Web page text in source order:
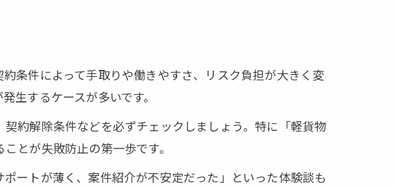
条件によって手取りや働きやすさ、リスク負担が大きく変
生するケースが多いです。
約解除条件などを必ずチェックしましょう。特に「軽貨物
とが失敗防止の第一歩です。
ートが薄く、案件紹介が不安定だった」といった体験談も